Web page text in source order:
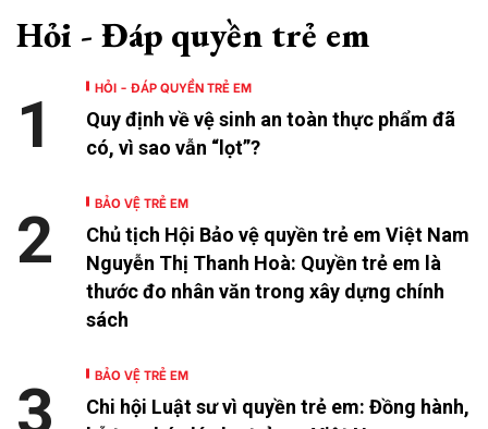
Hỏi - Đáp quyền trẻ em
HỎI - ĐÁP QUYỀN TRẺ EM
Quy định về vệ sinh an toàn thực phẩm đã
có, vì sao vẫn “lọt”?
1
BẢO VỆ TRẺ EM
Chủ tịch Hội Bảo vệ quyền trẻ em Việt Nam
Nguyễn Thị Thanh Hoà: Quyền trẻ em là
thước đo nhân văn trong xây dựng chính
sách
2
BẢO VỆ TRẺ EM
Chi hội Luật sư vì quyền trẻ em: Đồng hành,
3